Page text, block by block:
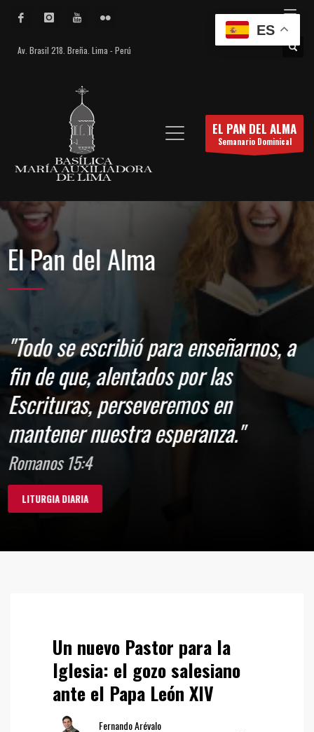
Av. Brasil 218. Breña. Lima - Perú
EL PAN DEL ALMA
Semanario Dominical
El Pan del Alma
"Todo se escribió para enseñarnos, a
fin de que, alentados por las
Escrituras, perseveremos en
mantener nuestra esperanza."
Romanos 15:4
LITURGIA DIARIA
Un nuevo Pastor para la
Iglesia: el gozo salesiano
ante el Papa León XIV
Fernando Arévalo
ES